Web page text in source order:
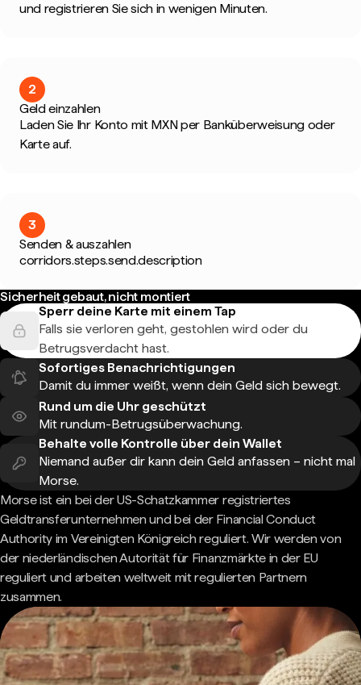
und registrieren Sie sich in wenigen Minuten.
2
Geld einzahlen
Laden Sie Ihr Konto mit MXN per Banküberweisung oder
Karte auf.
3
Senden & auszahlen
corridors.steps.send.description
Sicherheit gebaut, nicht montiert
Sperr deine Karte mit einem Tap
Falls sie verloren geht, gestohlen wird oder du
Betrugsverdacht hast.
Sofortiges Benachrichtigungen
Damit du immer weißt, wenn dein Geld sich bewegt.
Rund um die Uhr geschützt
Mit rundum-Betrugsüberwachung.
Behalte volle Kontrolle über dein Wallet
Niemand außer dir kann dein Geld anfassen – nicht mal
Morse.
Morse ist ein bei der US-Schatzkammer registriertes
Geldtransferunternehmen und bei der Financial Conduct
Authority im Vereinigten Königreich reguliert. Wir werden von
der niederländischen Autorität für Finanzmärkte in der EU
reguliert und arbeiten weltweit mit regulierten Partnern
zusammen.